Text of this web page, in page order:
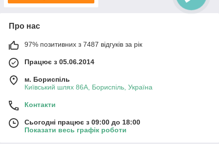
Про нас
97% позитивних з 7487 відгуків за рік
Працює з 05.06.2014
м. Бориспіль
Київський шлях 86А, Бориспіль, Україна
Контакти
Сьогодні працює з 09:00 до 18:00
Показати весь графік роботи